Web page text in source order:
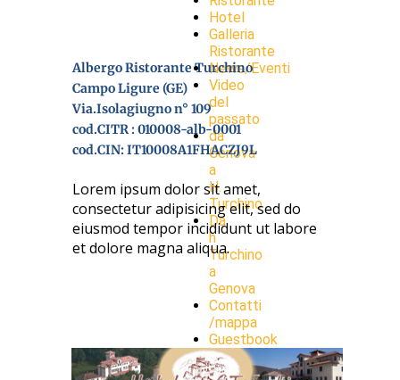
Albergo Ristorante Turchino
Campo Ligure (GE)
Via.Isolagiugno n° 109
cod.CITR : 010008-alb-0001
cod.CIN: IT10008A1FHACZJ9L
Lorem ipsum dolor sit amet,
consectetur adipisicing elit, sed do
eiusmod tempor incididunt ut labore
et dolore magna aliqua.
Hotel
Galleria
Ristorante
News/Eventi
Video
del
passato
da
Genova
a
H.
Turchino
Da
h
Turchino
a
Genova
Contatti
/mappa
Guestbook